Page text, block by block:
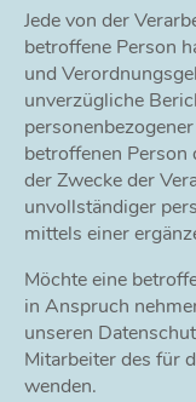
Jede von der
betroffene Person
und
unverzügliche
betroffenen
der Zwecke der
unvollständiger
mittels einer
Möchte eine
in Anspruch
unseren
Mitarbeiter des für
wenden.